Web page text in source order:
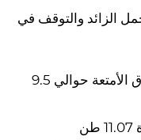
الزائد والتوقف في
مساحة تحميل كبيرة: يبلغ طول صندوق الأمتعة حوالي 9.5